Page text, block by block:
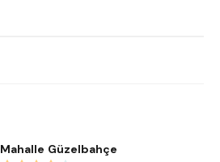
Mahalle Güzelbahçe